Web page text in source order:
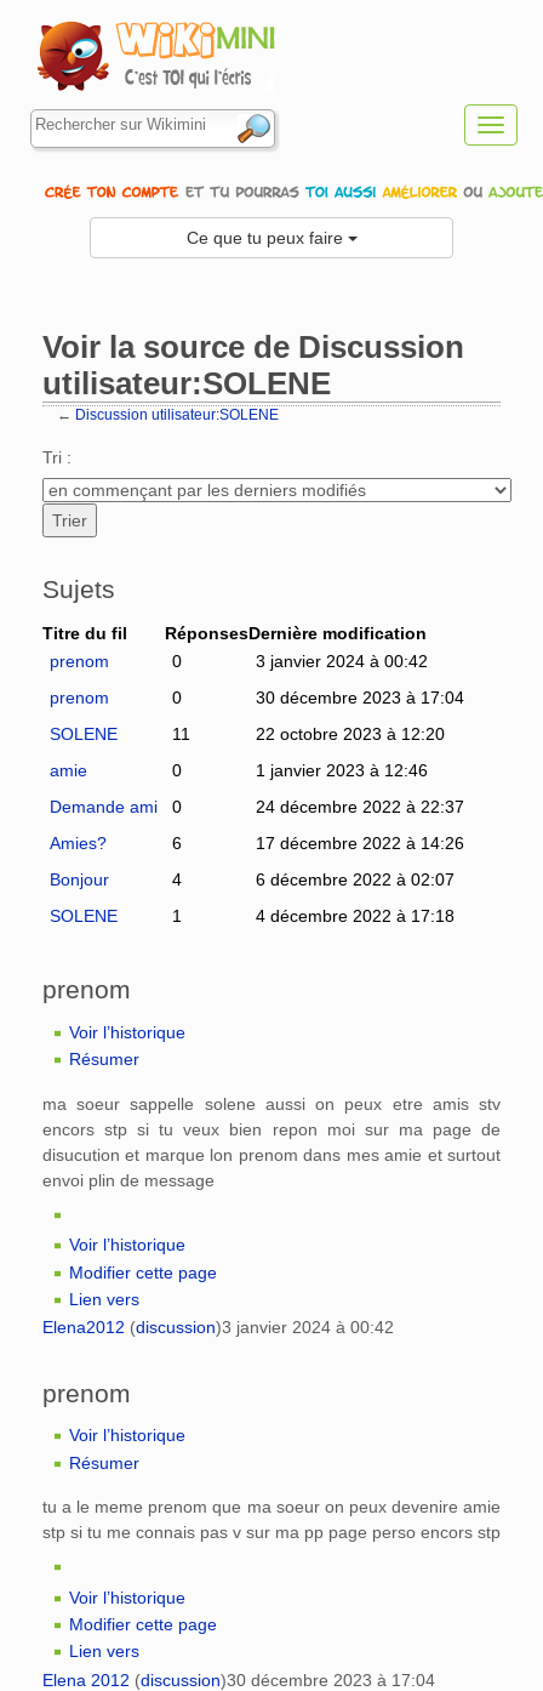
Ce que tu peux faire
Voir la source de Discussion
utilisateur:SOLENE
← Discussion utilisateur:SOLENE
Tri :
Sujets
Titre du fil RéponsesDernière modification
prenom
0
3 janvier 2024 à 00:42
prenom
0
30 décembre 2023 à 17:04
SOLENE
11
22 octobre 2023 à 12:20
amie
0
1 janvier 2023 à 12:46
Demande ami
0
24 décembre 2022 à 22:37
Amies?
6
17 décembre 2022 à 14:26
Bonjour
4
6 décembre 2022 à 02:07
SOLENE
1 4 décembre 2022 à 17:18
prenom
Voir l’historique
Résumer
ma soeur sappelle solene aussi on peux etre amis stv
encors stp si tu veux bien repon moi sur ma page de
disucution et marque lon prenom dans mes amie et surtout
envoi plin de message
Voir l’historique
Modifier cette page
Lien vers
Elena2012 (discussion)3 janvier 2024 à 00:42
prenom
Voir l’historique
Résumer
tu a le meme prenom que ma soeur on peux devenire amie
stp si tu me connais pas v sur ma pp page perso encors stp
Voir l’historique
Modifier cette page
Lien vers
Elena 2012 (discussion)30 décembre 2023 à 17:04